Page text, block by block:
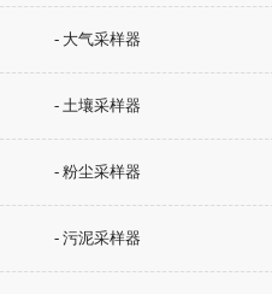
- 大气采样器
- 土壤采样器
- 粉尘采样器
- 污泥采样器